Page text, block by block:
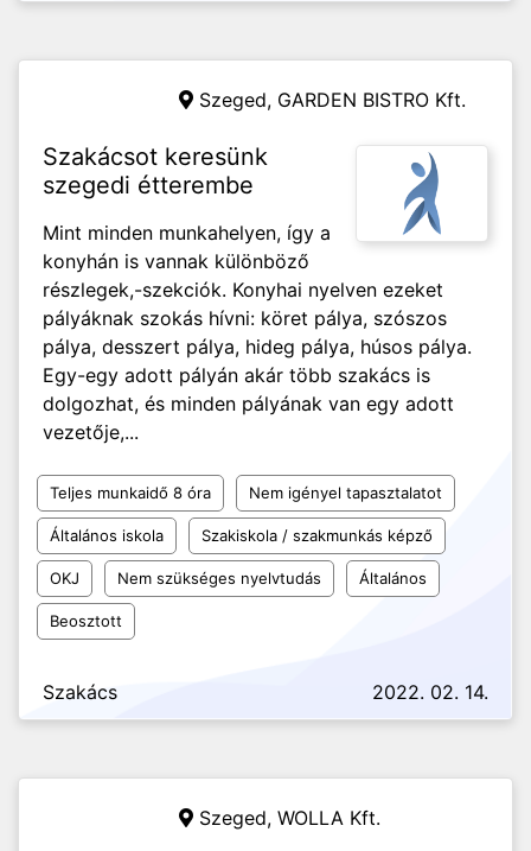
Szeged, GARDEN BISTRO Kft.
Szakácsot keresünk
szegedi étterembe
Mint minden munkahelyen, így a
konyhán is vannak különböző
részlegek,-szekciók. Konyhai nyelven ezeket
pályáknak szokás hívni: köret pálya, szószos
pálya, desszert pálya, hideg pálya, húsos pálya.
Egy-egy adott pályán akár több szakács is
dolgozhat, és minden pályának van egy adott
vezetője,...
Teljes munkaidő 8 óra Nem igényel tapasztalatot
Általános iskola Szakiskola / szakmunkás képző
OKJ Nem szükséges nyelvtudás Általános
Beosztott
Szakács 2022. 02. 14.
Szeged, WOLLA Kft.